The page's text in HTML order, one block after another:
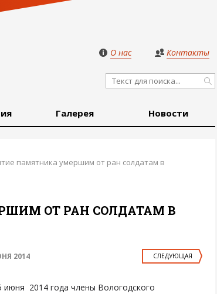
О нас Контакты
Галерея Новости
памятника умершим от ран солдатам в
ОТ РАН СОЛДАТАМ В
СЛЕДУЮЩАЯ
2014
июня 2014 года члены Вологодского